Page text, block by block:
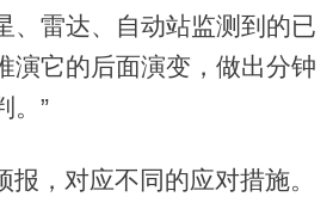
、雷达、自动站监测到的已
演它的后面演变，做出分钟
。”
报，对应不同的应对措施。